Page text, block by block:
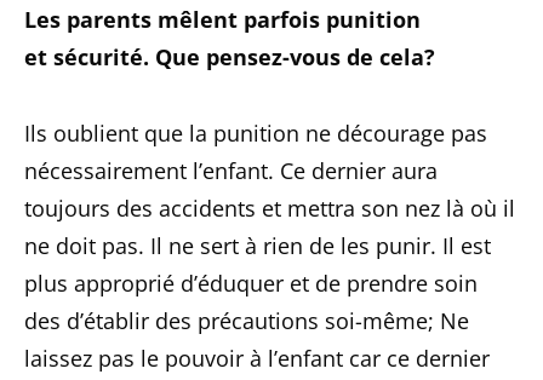
Les parents mêlent parfois punition
et sécurité. Que pensez-vous de cela?
Ils oublient que la punition ne décourage pas
nécessairement l’enfant. Ce dernier aura
toujours des accidents et mettra son nez là où il
ne doit pas. Il ne sert à rien de les punir. Il est
plus approprié d’éduquer et de prendre soin
des d’établir des précautions soi-même; Ne
laissez pas le pouvoir à l’enfant car ce dernier